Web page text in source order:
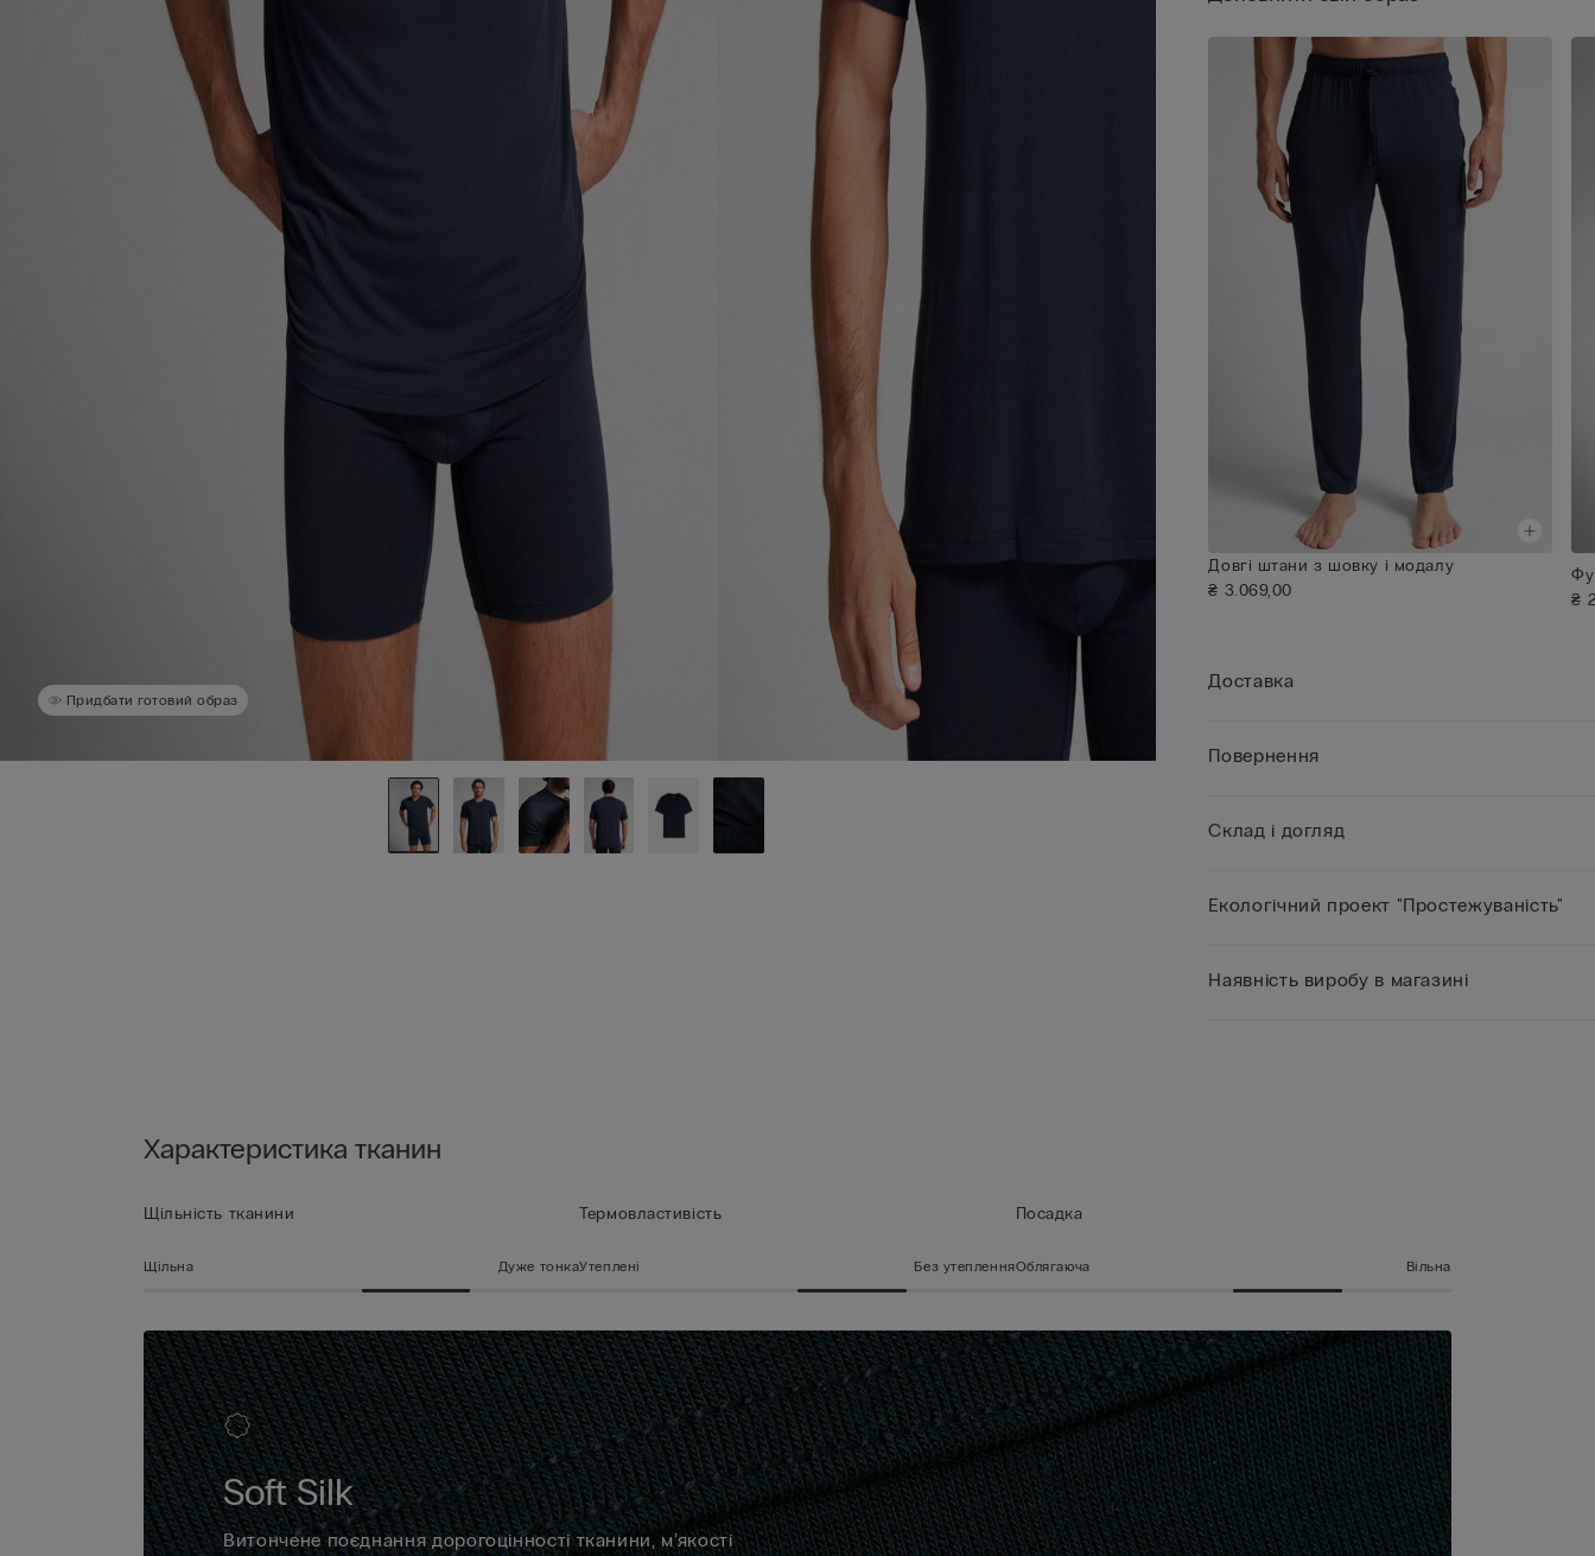
Придбати готовий образ
Довгі штани з шовку і модалу
₴ 3.069,00
₴
Доставка
Повернення
Склад і догляд
Екологічний проект "Простежуваність"
Наявність виробу в магазині
Характеристика тканин
Щільність тканини
Щільна Дуже тонка
Термовластивість
Утеплені Без утеплення
Посадка
Облягаюча Вільна
Soft Silk
Витончене поєднання дорогоцінності тканини, м’якості